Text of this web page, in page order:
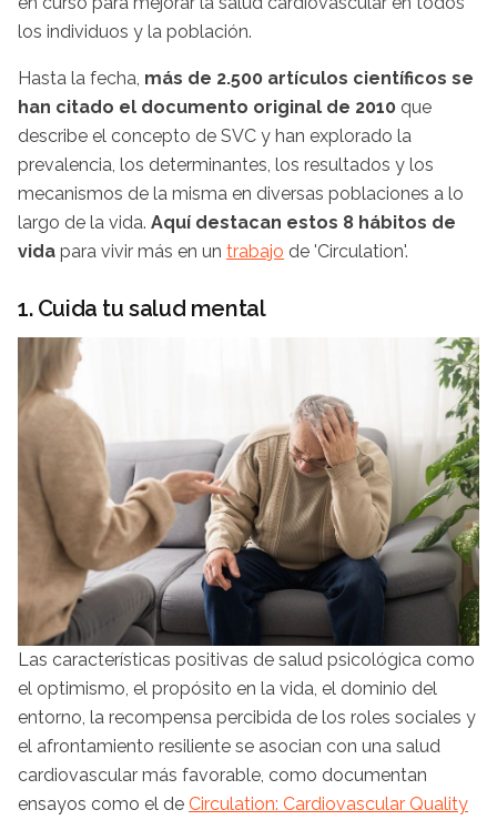
los individuos y la población.
Hasta la fecha, más de 2.500 artículos científicos se
han citado el documento original de 2010 que
describe el concepto de SVC y han explorado la
prevalencia, los determinantes, los resultados y los
mecanismos de la misma en diversas poblaciones a lo
largo de la vida. Aquí destacan estos 8 hábitos de
vida para vivir más en un trabajo de 'Circulation'.
1. Cuida tu salud mental
Las características positivas de salud psicológica como
el optimismo, el propósito en la vida, el dominio del
entorno, la recompensa percibida de los roles sociales y
el afrontamiento resiliente se asocian con una salud
cardiovascular más favorable, como documentan
ensayos como el de Circulation: Cardiovascular Quality